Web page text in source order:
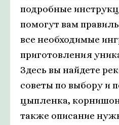
подробные
помогут вам
все необходимые
приготовления
Здесь вы найдете
советы по выбору и
цыпленка,
также описание